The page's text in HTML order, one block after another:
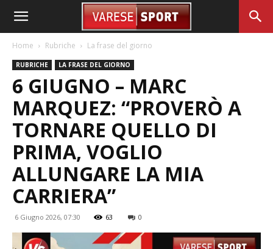
Home Rubriche La frase del giorno
RUBRICHE LA FRASE DEL GIORNO
6 GIUGNO – MARC
MARQUEZ: “PROVERÒ A
TORNARE QUELLO DI
PRIMA, VOGLIO
ALLUNGARE LA MIA
CARRIERA”
6 Giugno 2026, 07:30 63 0